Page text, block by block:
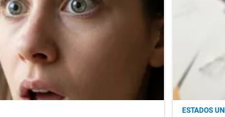
ESTADOS